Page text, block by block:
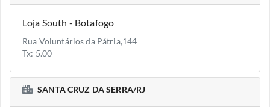
Loja South - Botafogo
Rua Voluntários da Pátria,144
Tx: 5.00
SANTA CRUZ DA SERRA/RJ